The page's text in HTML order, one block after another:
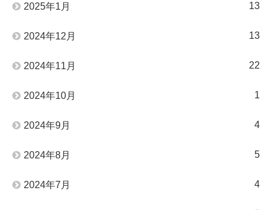
2025年1月 13
2024年12月 13
2024年11月 22
2024年10月 1
2024年9月 4
2024年8月 5
2024年7月 4